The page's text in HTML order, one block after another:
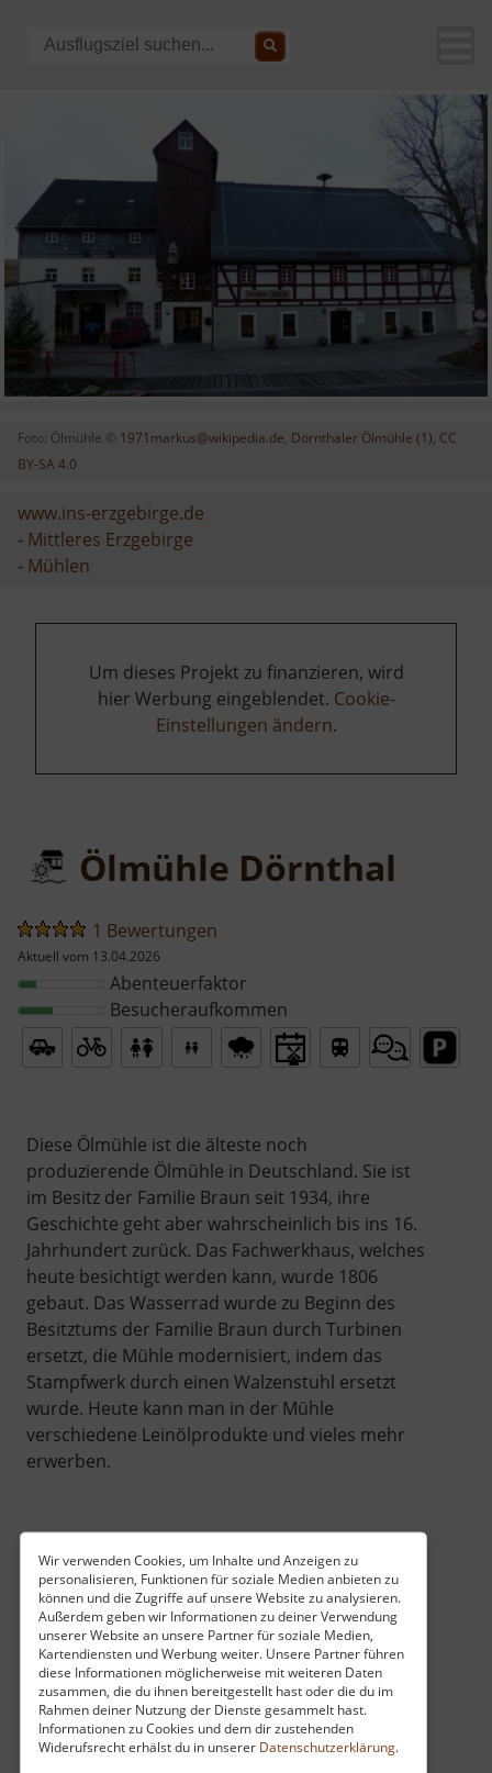
Wir verwenden Cookies, um Inhalte und Anzeigen zu
personalisieren, Funktionen für soziale Medien anbieten zu
können und die Zugriffe auf unsere Website zu analysieren.
Außerdem geben wir Informationen zu deiner Verwendung
unserer Website an unsere Partner für soziale Medien,
Kartendiensten und Werbung weiter. Unsere Partner führen
diese Informationen möglicherweise mit weiteren Daten
zusammen, die du ihnen bereitgestellt hast oder die du im
Rahmen deiner Nutzung der Dienste gesammelt hast.
Informationen zu Cookies und dem dir zustehenden
Widerufsrecht erhälst du in unserer Datenschutzerklärung.
Foto: Ölmühle © 1971markus@wikipedia.de, Dörnthaler Ölmühle (1), CC
BY-SA 4.0
www.ins-erzgebirge.de
- Mittleres Erzgebirge
- Mühlen
Um dieses Projekt zu finanzieren, wird
hier Werbung eingeblendet. Cookie-
Einstellungen ändern.
Ölmühle Dörnthal
1 Bewertungen
Aktuell vom 13.04.2026
Abenteuerfaktor
Besucheraufkommen
Diese Ölmühle ist die älteste noch
produzierende Ölmühle in Deutschland. Sie ist
im Besitz der Familie Braun seit 1934, ihre
Geschichte geht aber wahrscheinlich bis ins 16.
Jahrhundert zurück. Das Fachwerkhaus, welches
heute besichtigt werden kann, wurde 1806
gebaut. Das Wasserrad wurde zu Beginn des
Besitztums der Familie Braun durch Turbinen
ersetzt, die Mühle modernisiert, indem das
Stampfwerk durch einen Walzenstuhl ersetzt
wurde. Heute kann man in der Mühle
verschiedene Leinölprodukte und vieles mehr
erwerben.